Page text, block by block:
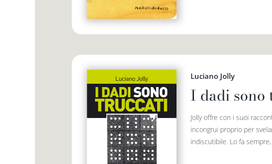
Luciano Jolly
I dadi sono
Jolly offre con i suoi
incongrui proprio per
indiscutibile. Lo fa